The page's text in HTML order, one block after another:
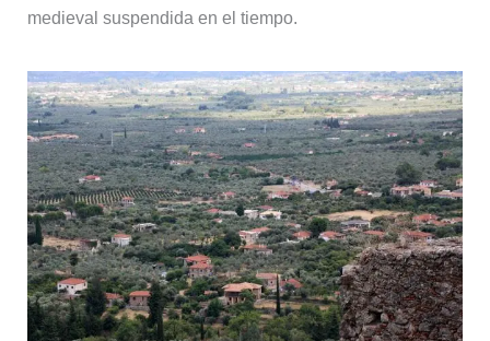
medieval suspendida en el tiempo.